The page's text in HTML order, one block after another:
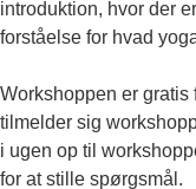
introduktion, hvor der
forståelse for hvad
Workshoppen er gratis
tilmelder sig
i ugen op til
for at stille spørgsmål.